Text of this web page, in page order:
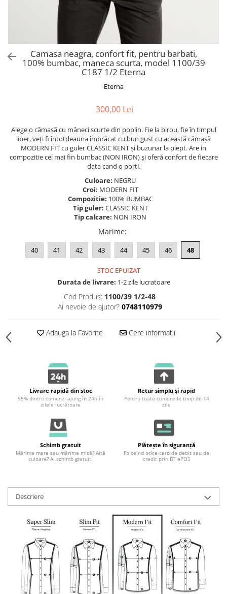
Camasa neagra, confort fit, pentru barbati,
100% bumbac, maneca scurta, model 1100/39
C187 1/2 Eterna
Eterna
300,00 Lei
Alege o cămașă cu mâneci scurte din poplin. Fie la birou, fie în timpul
liber, veți fi întotdeauna îmbrăcat cu bun gust cu această cămașă
MODERN FIT cu guler CLASSIC KENT și buzunar la piept. Are in
compozitie cel mai fin bumbac (NON IRON) și oferă confort de fiecare
data cand o porti.
Culoare: NEGRU
Croi: MODERN FIT
Compozitie: 100% BUMBAC
Tip guler: CLASSIC KENT
Tip calcare: NON IRON
Marime:
40 41 42 43 44 45 46 48
STOC EPUIZAT
Durata de livrare: 1-2 zile lucratoare
Cod Produs: 1100/39 1/2-48
Ai nevoie de ajutor? 0748110979
Adauga la Favorite Cere informatii
Livrare rapidă din stoc
95% dintre comenzi ajung în 24h în
zilele lucrătoare
Retur simplu și rapid
Pentru toate comenzile timp de 14
zile
Schimb gratuit
Mărime mare sau mărime mică? Altă
culoare? Ai schimb gratuit!
Plătește în siguranță
Folosind orice card de debit sau de
credit prin BT ePOS
Descriere